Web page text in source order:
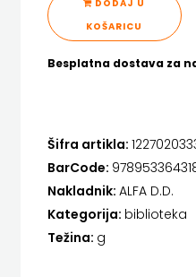
FIGULUS
FOKUS
FRAKTURA
FRAM
ZIRAL
Hrvatska sveučilišna
JELENA ROZIĆ
KNJIGE NA ENGLESKOM
KNJIŽEVNA ZAKLADA FRA
KONCEPT IZADAVAŠTVO
KONCEPT IZDAVAŠTVO
DODAJ U
KOŠARICU
Besplatna dostava za
Šifra artikla:
BarCode:
Nakladnik: ALFA D.D.
Kategorija: biblioteka
Težina: g